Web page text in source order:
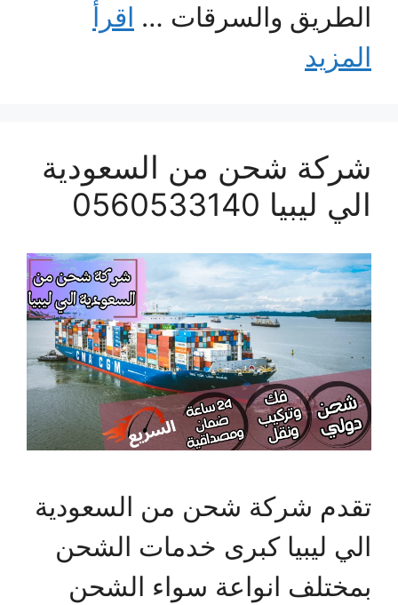
الطريق والسرقات … اقرأ
المزيد
شركة شحن من السعودية
الي ليبيا 0560533140
تقدم شركة شحن من السعودية
الي ليبيا كبرى خدمات الشحن
بمختلف انواعة سواء الشحن